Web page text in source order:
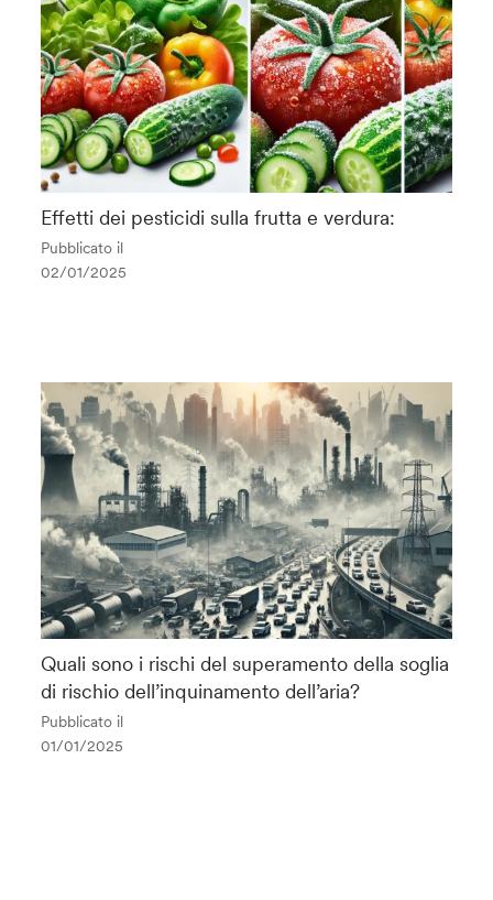
Effetti dei pesticidi sulla frutta e verdura:
Pubblicato il
02/01/2025
Quali sono i rischi del superamento della soglia
di rischio dell’inquinamento dell’aria?
Pubblicato il
01/01/2025